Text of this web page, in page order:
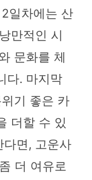
일차에는 산
만적인 시
문화를 체
다. 마지막
기 좋은 카
더할 수 있
면, 고운사
더 여유로